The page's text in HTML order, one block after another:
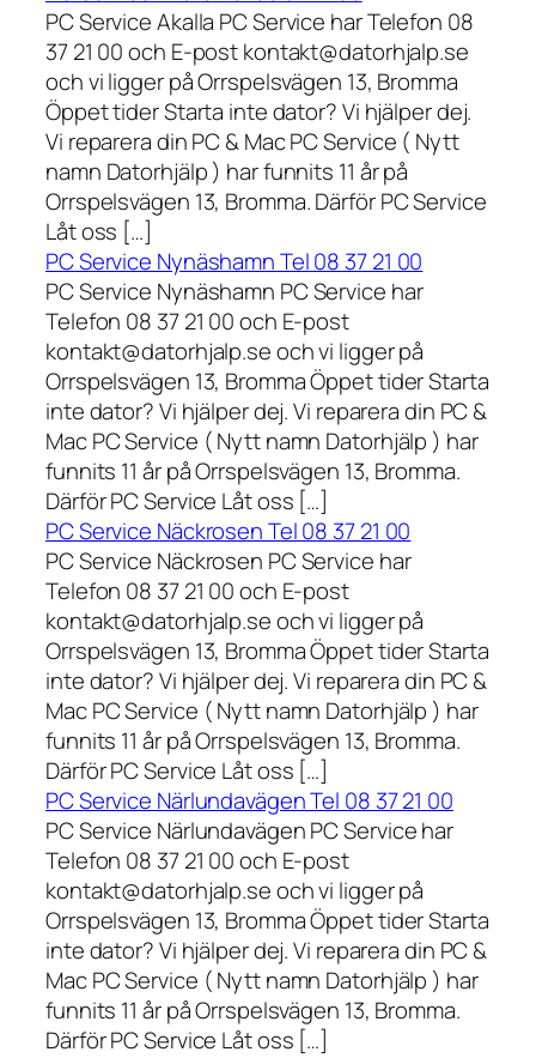
PC Service Akalla PC Service har Telefon 08
37 21 00 och E-post kontakt@datorhjalp.se
och vi ligger på Orrspelsvägen 13, Bromma
Öppet tider Starta inte dator? Vi hjälper dej.
Vi reparera din PC & Mac PC Service ( Nytt
namn Datorhjälp ) har funnits 11 år på
Orrspelsvägen 13, Bromma. Därför PC Service
Låt oss […]
PC Service Nynäshamn Tel 08 37 21 00
PC Service Nynäshamn PC Service har
Telefon 08 37 21 00 och E-post
kontakt@datorhjalp.se och vi ligger på
Orrspelsvägen 13, Bromma Öppet tider Starta
inte dator? Vi hjälper dej. Vi reparera din PC &
Mac PC Service ( Nytt namn Datorhjälp ) har
funnits 11 år på Orrspelsvägen 13, Bromma.
Därför PC Service Låt oss […]
PC Service Näckrosen Tel 08 37 21 00
PC Service Näckrosen PC Service har
Telefon 08 37 21 00 och E-post
kontakt@datorhjalp.se och vi ligger på
Orrspelsvägen 13, Bromma Öppet tider Starta
inte dator? Vi hjälper dej. Vi reparera din PC &
Mac PC Service ( Nytt namn Datorhjälp ) har
funnits 11 år på Orrspelsvägen 13, Bromma.
Därför PC Service Låt oss […]
PC Service Närlundavägen Tel 08 37 21 00
PC Service Närlundavägen PC Service har
Telefon 08 37 21 00 och E-post
kontakt@datorhjalp.se och vi ligger på
Orrspelsvägen 13, Bromma Öppet tider Starta
inte dator? Vi hjälper dej. Vi reparera din PC &
Mac PC Service ( Nytt namn Datorhjälp ) har
funnits 11 år på Orrspelsvägen 13, Bromma.
Därför PC Service Låt oss […]